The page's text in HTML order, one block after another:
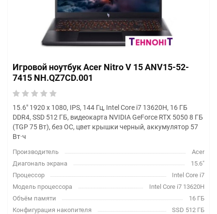
Игровой ноутбук Acer Nitro V 15 ANV15-52-
7415 NH.QZ7CD.001
15.6" 1920 x 1080, IPS, 144 Гц, Intel Core i7 13620H, 16 ГБ
DDR4, SSD 512 ГБ, видеокарта NVIDIA GeForce RTX 5050 8 ГБ
(TGP 75 Вт), без ОС, цвет крышки черный, аккумулятор 57
Вт·ч
Производитель
Acer
Диагональ экрана
15.6"
Процессор
Intel Core i7
Модель процессора
Intel Core i7 13620H
Объём памяти
16 ГБ
Конфигурация накопителя
SSD 512 ГБ